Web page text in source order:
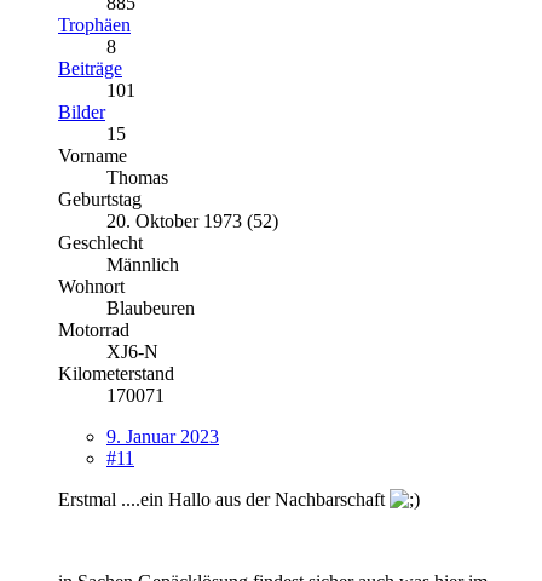
Trophäen
8
Beiträge
101
Bilder
15
Vorname
Thomas
Geburtstag
20. Oktober 1973 (52)
Geschlecht
Männlich
Wohnort
Blaubeuren
Motorrad
XJ6-N
Kilometerstand
170071
9. Januar 2023
#11
Erstmal ....ein Hallo aus der Nachbarschaft